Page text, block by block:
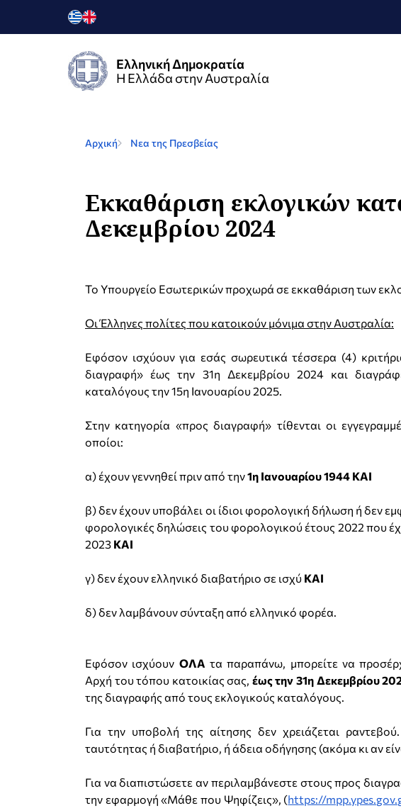
Ελληνική Δημοκρατία
Η Ελλάδα στην Αυστραλία
Αρχική Νεα της Πρεσβείας
Εκκαθάριση εκλογικών
Δεκεμβρίου 2024
Το Υπουργείο Εσωτερικών προχωρά σε εκκαθάριση των
Οι Έλληνες πολίτες που κατοικούν μόνιμα στην Αυστραλία:
Εφόσον ισχύουν για εσάς σωρευτικά τέσσερα (4)
διαγραφή» έως την 31η Δεκεμβρίου 2024 και
καταλόγους την 15η Ιανουαρίου 2025.
Στην κατηγορία «προς διαγραφή» τίθενται οι
οποίοι:
α) έχουν γεννηθεί πριν από την1η Ιανουαρίου 1944 ΚΑΙ
β) δεν έχουν υποβάλει οι ίδιοι φορολογική δήλωση ή δεν
φορολογικές δηλώσεις του φορολογικού έτους 2022 που
2023 ΚΑΙ
γ) δεν έχουν ελληνικό διαβατήριο σε ισχύ ΚΑΙ
δ) δεν λαμβάνουν σύνταξη από ελληνικό φορέα.
Εφόσον ισχύουν ΟΛΑ τα παραπάνω, μπορείτε να
Αρχή του τόπου κατοικίας σας, έως την 31η Δεκεμβρίου
της διαγραφής από τους εκλογικούς καταλόγους.
Για την υποβολή της αίτησης δεν χρειάζεται
ταυτότητας ή διαβατήριο, ή άδεια οδήγησης (ακόμα κι αν
Για να διαπιστώσετε αν περιλαμβάνεστε στους προς
την εφαρμογή «Μάθε που Ψηφίζεις», (https://